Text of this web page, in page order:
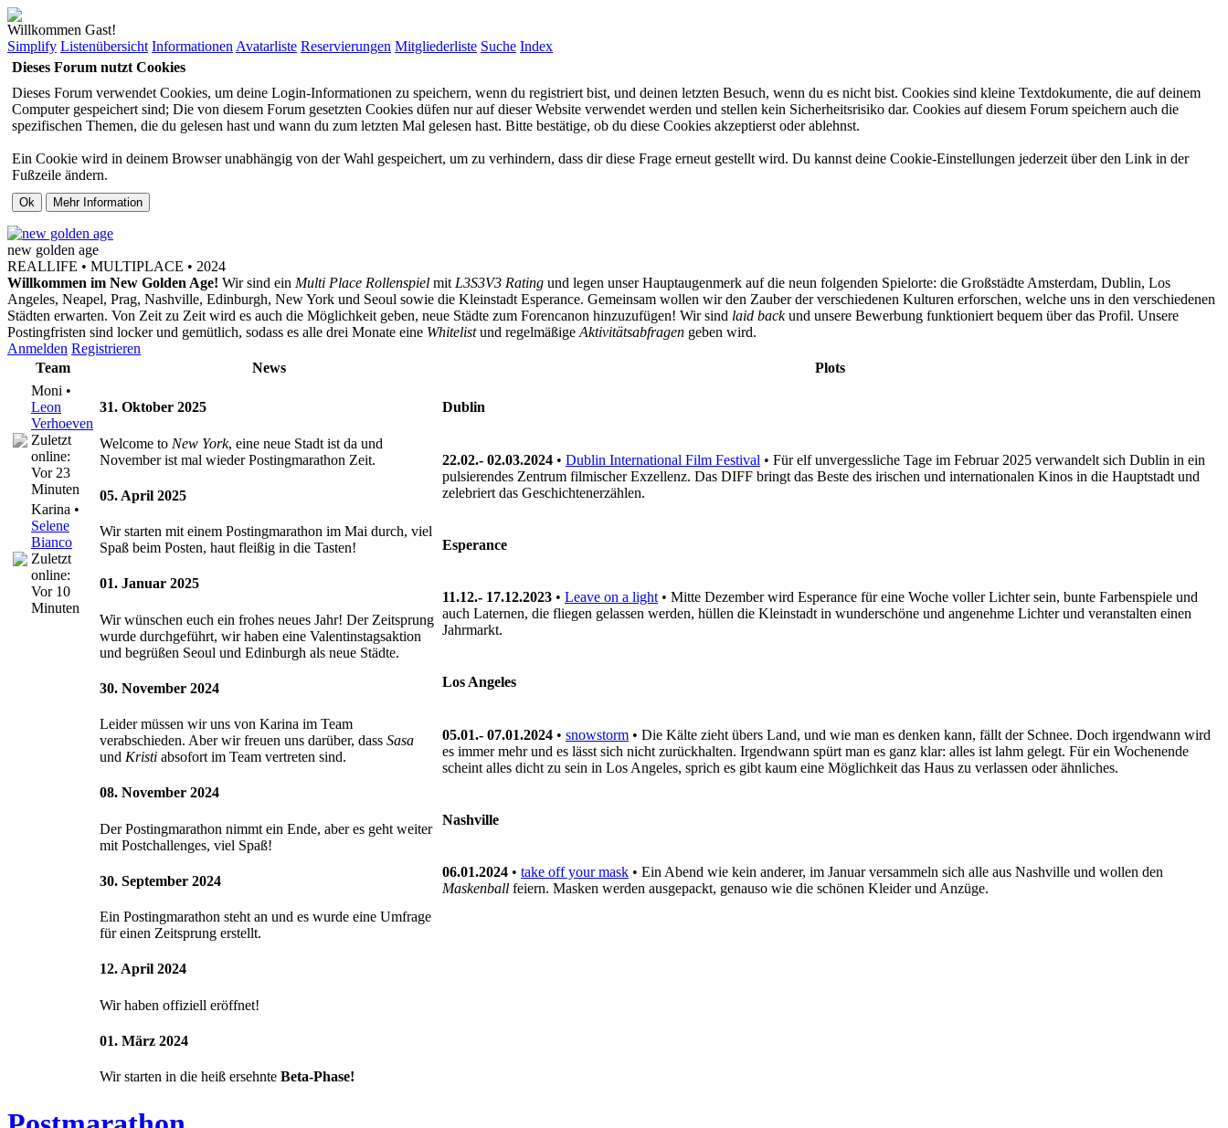
Willkommen Gast!
Simplify Listenübersicht Informationen Avatarliste Reservierungen Mitgliederliste Suche Index
Dieses Forum nutzt Cookies
Dieses Forum verwendet Cookies, um deine Login-Informationen zu speichern, wenn du registriert bist, und deinen letzten Besuch, wenn du es nicht bist. Cookies sind kleine Textdokumente, die auf deinem
Computer gespeichert sind; Die von diesem Forum gesetzten Cookies düfen nur auf dieser Website verwendet werden und stellen kein Sicherheitsrisiko dar. Cookies auf diesem Forum speichern auch die
spezifischen Themen, die du gelesen hast und wann du zum letzten Mal gelesen hast. Bitte bestätige, ob du diese Cookies akzeptierst oder ablehnst.
Ein Cookie wird in deinem Browser unabhängig von der Wahl gespeichert, um zu verhindern, dass dir diese Frage erneut gestellt wird. Du kannst deine Cookie-Einstellungen jederzeit über den Link in der
Fußzeile ändern.
new golden age
REALLIFE • MULTIPLACE • 2024
Willkommen im New Golden Age! Wir sind ein Multi Place Rollenspiel mit L3S3V3 Rating und legen unser Hauptaugenmerk auf die neun folgenden Spielorte: die Großstädte Amsterdam, Dublin, Los
Angeles, Neapel, Prag, Nashville, Edinburgh, New York und Seoul sowie die Kleinstadt Esperance. Gemeinsam wollen wir den Zauber der verschiedenen Kulturen erforschen, welche uns in den verschiedenen
Städten erwarten. Von Zeit zu Zeit wird es auch die Möglichkeit geben, neue Städte zum Forencanon hinzuzufügen! Wir sind laid backund unsere Bewerbung funktioniert bequem über das Profil. Unsere
Postingfristen sind locker und gemütlich, sodass es alle drei Monate eine Whitelistund regelmäßige Aktivitätsabfragen geben wird.
Anmelden Registrieren
Team
News
Plots
Moni •
Leon
Verhoeven
Zuletzt
online:
Vor 23
Minuten
Karina •
Selene
Bianco
Zuletzt
online:
Vor 10
Minuten
31. Oktober 2025
Welcome to New York, eine neue Stadt ist da und
November ist mal wieder Postingmarathon Zeit.
05. April 2025
Wir starten mit einem Postingmarathon im Mai durch, viel
Spaß beim Posten, haut fleißig in die Tasten!
01. Januar 2025
Wir wünschen euch ein frohes neues Jahr! Der Zeitsprung
wurde durchgeführt, wir haben eine Valentinstagsaktion
und begrüßen Seoul und Edinburgh als neue Städte.
30. November 2024
Leider müssen wir uns von Karina im Team
verabschieden. Aber wir freuen uns darüber, dass Sasa
und Kristi absofort im Team vertreten sind.
08. November 2024
Der Postingmarathon nimmt ein Ende, aber es geht weiter
mit Postchallenges, viel Spaß!
30. September 2024
Ein Postingmarathon steht an und es wurde eine Umfrage
für einen Zeitsprung erstellt.
12. April 2024
Wir haben offiziell eröffnet!
01. März 2024
Wir starten in die heiß ersehnte Beta-Phase!
Dublin
22.02.- 02.03.2024 • Dublin International Film Festival • Für elf unvergessliche Tage im Februar 2025 verwandelt sich Dublin in ein
pulsierendes Zentrum filmischer Exzellenz. Das DIFF bringt das Beste des irischen und internationalen Kinos in die Hauptstadt und
zelebriert das Geschichtenerzählen.
Esperance
11.12.- 17.12.2023 • Leave on a light • Mitte Dezember wird Esperance für eine Woche voller Lichter sein, bunte Farbenspiele und
auch Laternen, die fliegen gelassen werden, hüllen die Kleinstadt in wunderschöne und angenehme Lichter und veranstalten einen
Jahrmarkt.
Los Angeles
05.01.- 07.01.2024 • snowstorm • Die Kälte zieht übers Land, und wie man es denken kann, fällt der Schnee. Doch irgendwann wird
es immer mehr und es lässt sich nicht zurückhalten. Irgendwann spürt man es ganz klar: alles ist lahm gelegt. Für ein Wochenende
scheint alles dicht zu sein in Los Angeles, sprich es gibt kaum eine Möglichkeit das Haus zu verlassen oder ähnliches.
Nashville
06.01.2024 • take off your mask • Ein Abend wie kein anderer, im Januar versammeln sich alle aus Nashville und wollen den
Maskenball feiern. Masken werden ausgepackt, genauso wie die schönen Kleider und Anzüge.